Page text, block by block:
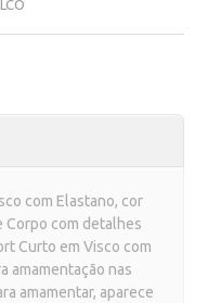
com Elastano, cor
Corpo com detalhes
Curto em Visco com
amamentação nas
amamentar, aparece